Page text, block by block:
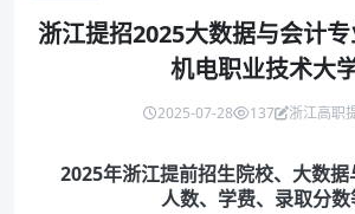
浙江提招2025大数据与会计
机电职业技术大
2025-07-28 137 浙江高职
2025年浙江提前招生院校、大数据
人数、学费、录取分数